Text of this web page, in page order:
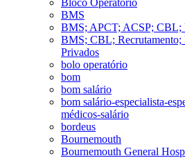
BMS
BMS; APCT; ACSP; CBL;
BMS; CBL;
Privados
bolo operatório
bom
bom salário
bom salário-especialista-
médicos-salário
bordeus
Bournemouth
Bournemouth General